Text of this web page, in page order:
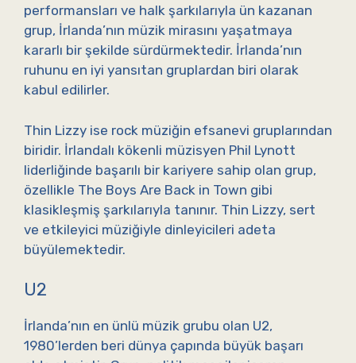
performansları ve halk şarkılarıyla ün kazanan
grup, İrlanda’nın müzik mirasını yaşatmaya
kararlı bir şekilde sürdürmektedir. İrlanda’nın
ruhunu en iyi yansıtan gruplardan biri olarak
kabul edilirler.
Thin Lizzy ise rock müziğin efsanevi gruplarından
biridir. İrlandalı kökenli müzisyen Phil Lynott
liderliğinde başarılı bir kariyere sahip olan grup,
özellikle The Boys Are Back in Town gibi
klasikleşmiş şarkılarıyla tanınır. Thin Lizzy, sert
ve etkileyici müziğiyle dinleyicileri adeta
büyülemektedir.
U2
İrlanda’nın en ünlü müzik grubu olan U2,
1980’lerden beri dünya çapında büyük başarı